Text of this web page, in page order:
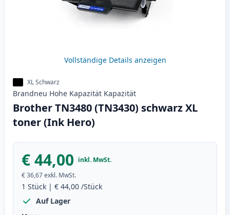
Vollständige Details anzeigen
XL Schwarz
Brandneu Hohe Kapazität Kapazität
Brother TN3480 (TN3430) schwarz XL
toner (Ink Hero)
€ 44,00 inkl. MwSt.
€ 36,67exkl. MwSt.
1 Stück | € 44,00 /Stück
Auf Lager